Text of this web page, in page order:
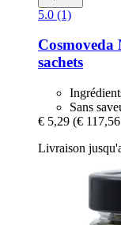
5.0 (1)
Cosmoveda
sachets
Sans
€ 5,29 (€
Livraison